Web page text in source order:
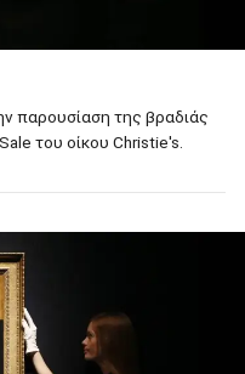
παρουσίαση της βραδιάς
του οίκου Christie's.